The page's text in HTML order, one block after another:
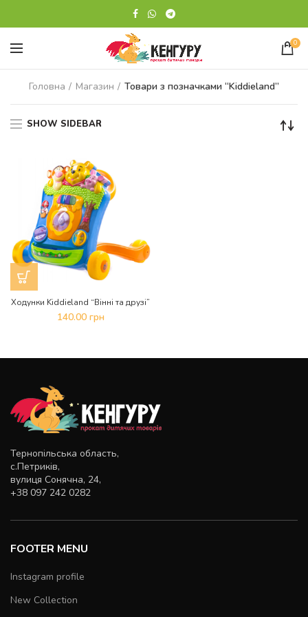
0
Головна Магазин Товари з позначками “Kiddieland”
SHOW SIDEBAR
Ходунки Kiddieland “Вінні та друзі”
140.00 грн
Тернопільська область,
с.Петриків,
вулиця Сонячна, 24,
+38 097 242 0282
FOOTER MENU
Instagram profile
New Collection